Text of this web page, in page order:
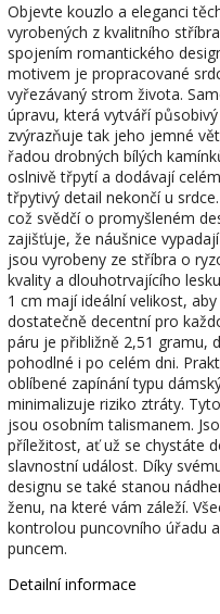
Objevte kouzlo a eleganci
vyrobených z kvalitního
spojením romantického
motivem je propracované
vyřezávaný strom života.
úpravu, která vytváří
zvýrazňuje tak jeho jemné
řadou drobných bílých
oslnivě třpytí a dodávají
třpytivý detail nekončí u
což svědčí o promyšleném
zajišťuje, že náušnice
jsou vyrobeny ze stříbra o
kvality a dlouhotrvajícího
1 cm mají ideální velikost,
dostatečně decentní pro
páru je přibližně 2,51 gramu,
pohodlné i po celém dni.
oblíbené zapínání typu
minimalizuje riziko ztráty.
jsou osobním talismanem.
příležitost, ať už se chystáte
slavnostní událost. Díky
designu se také stanou
ženu, na které vám záleží.
kontrolou puncovního úřadu
puncem.
Detailní informace